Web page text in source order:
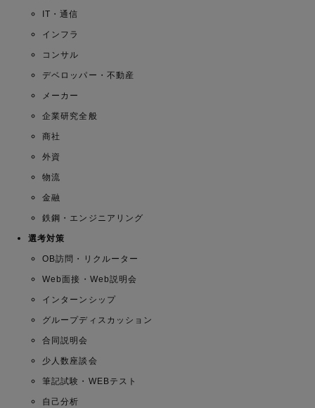
IT・通信
インフラ
コンサル
デベロッパー・不動産
メーカー
企業研究全般
商社
外資
物流
金融
鉄鋼・エンジニアリング
選考対策
OB訪問・リクルーター
Web面接・Web説明会
インターンシップ
グループディスカッション
合同説明会
少人数座談会
筆記試験・WEBテスト
自己分析